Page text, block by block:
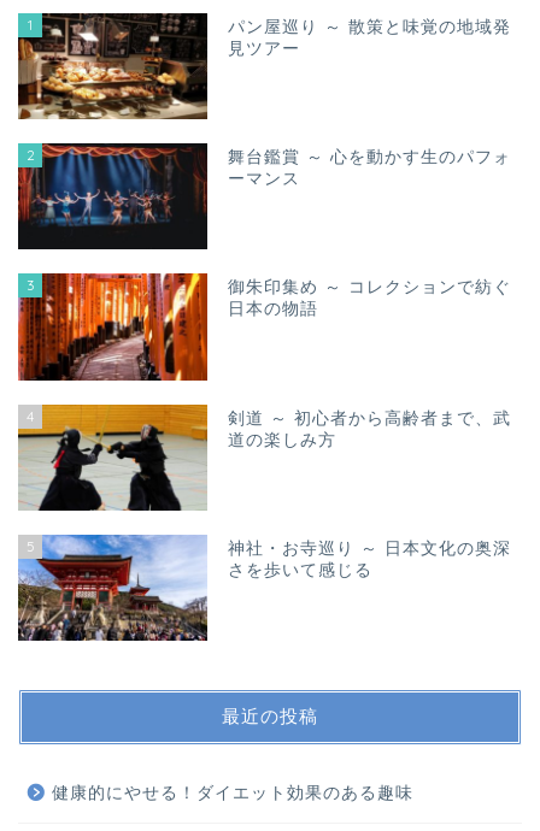
1
パン屋巡り ～ 散策と味覚の地域発
見ツアー
2
舞台鑑賞 ～ 心を動かす生のパフォ
ーマンス
3
御朱印集め ～ コレクションで紡ぐ
日本の物語
4
剣道 ～ 初心者から高齢者まで、武
道の楽しみ方
5
神社・お寺巡り ～ 日本文化の奥深
さを歩いて感じる
最近の投稿
健康的にやせる！ダイエット効果のある趣味